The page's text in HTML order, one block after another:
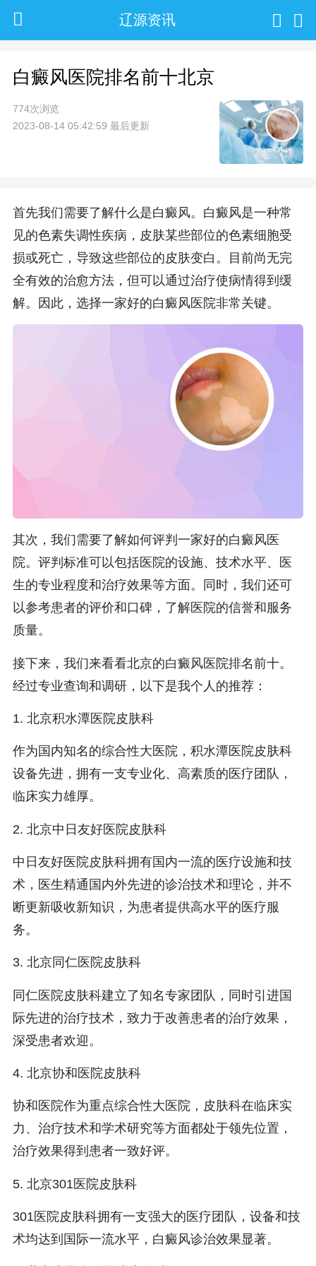
辽源资讯
白癜风医院排名前十北京
774次浏览
2023-08-14 05:42:59 最后更新
首先我们需要了解什么是白癜风。白癜风是一种常
见的色素失调性疾病，皮肤某些部位的色素细胞受
损或死亡，导致这些部位的皮肤变白。目前尚无完
全有效的治愈方法，但可以通过治疗使病情得到缓
解。因此，选择一家好的白癜风医院非常关键。
其次，我们需要了解如何评判一家好的白癜风医
院。评判标准可以包括医院的设施、技术水平、医
生的专业程度和治疗效果等方面。同时，我们还可
以参考患者的评价和口碑，了解医院的信誉和服务
质量。
接下来，我们来看看北京的白癜风医院排名前十。
经过专业查询和调研，以下是我个人的推荐：
1. 北京积水潭医院皮肤科
作为国内知名的综合性大医院，积水潭医院皮肤科
设备先进，拥有一支专业化、高素质的医疗团队，
临床实力雄厚。
2. 北京中日友好医院皮肤科
中日友好医院皮肤科拥有国内一流的医疗设施和技
术，医生精通国内外先进的诊治技术和理论，并不
断更新吸收新知识，为患者提供高水平的医疗服
务。
3. 北京同仁医院皮肤科
同仁医院皮肤科建立了知名专家团队，同时引进国
际先进的治疗技术，致力于改善患者的治疗效果，
深受患者欢迎。
4. 北京协和医院皮肤科
协和医院作为重点综合性大医院，皮肤科在临床实
力、治疗技术和学术研究等方面都处于领先位置，
治疗效果得到患者一致好评。
5. 北京301医院皮肤科
301医院皮肤科拥有一支强大的医疗团队，设备和技
术均达到国际一流水平，白癜风诊治效果显著。